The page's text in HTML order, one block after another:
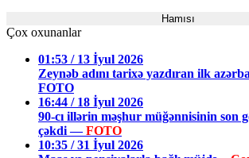
Hamısı
Çox oxunanlar
01:53 / 13 İyul 2026
Zeynəb adını tarixə yazdıran ilk
FOTO
16:44 / 18 İyul 2026
90-cı illərin məşhur müğənnisinin son
çəkdi —FOTO
10:35 / 31 İyul 2026